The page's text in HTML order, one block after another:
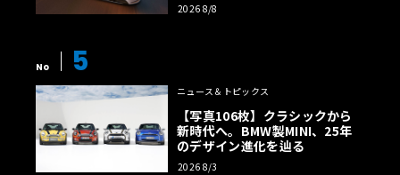
2026 8/8
No 5
ニュース＆トピックス
【写真106枚】クラシックから
新時代へ。BMW製MINI、25年
のデザイン進化を辿る
2026 8/3